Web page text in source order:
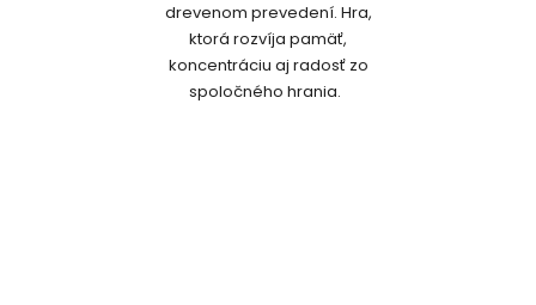
drevenom prevedení. Hra,
ktorá rozvíja pamäť,
koncentráciu aj radosť zo
spoločného hrania.